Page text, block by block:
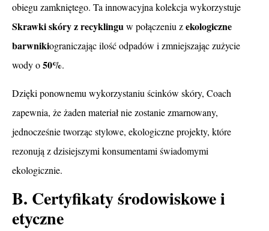
obiegu zamkniętego. Ta innowacyjna kolekcja wykorzystuje
Skrawki skóry z recyklinguw połączeniu zekologiczne
barwnikiograniczając ilość odpadów i zmniejszając zużycie
wody o50%.
Dzięki ponownemu wykorzystaniu ścinków skóry, Coach
zapewnia, że żaden materiał nie zostanie zmarnowany,
jednocześnie tworząc stylowe, ekologiczne projekty, które
rezonują z dzisiejszymi konsumentami świadomymi
ekologicznie.
B. Certyfikaty środowiskowe i
etyczne